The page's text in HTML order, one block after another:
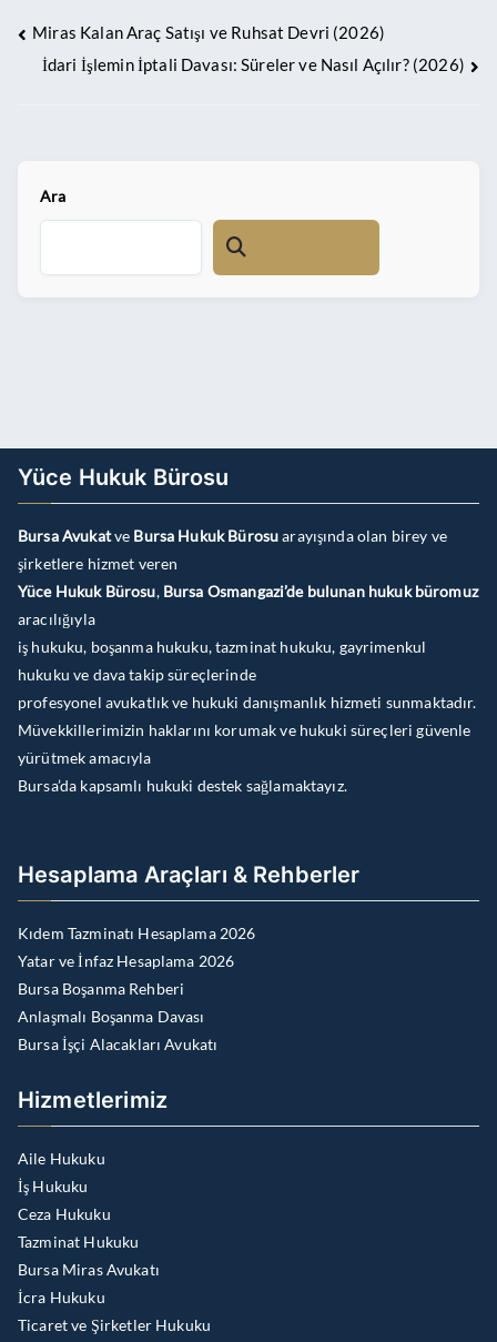
Miras Kalan Araç Satışı ve Ruhsat Devri (2026)
İdari İşlemin İptali Davası: Süreler ve Nasıl Açılır? (2026)
Ara
Yüce Hukuk Bürosu
Bursa Avukatve Bursa Hukuk Bürosuarayışında olan birey ve
şirketlere hizmet veren
Yüce Hukuk Bürosu, Bursa Osmangazi’de bulunan hukuk büromuz
aracılığıyla
iş hukuku, boşanma hukuku, tazminat hukuku, gayrimenkul
hukuku ve dava takip süreçlerinde
profesyonel avukatlık ve hukuki danışmanlık hizmeti sunmaktadır.
Müvekkillerimizin haklarını korumak ve hukuki süreçleri güvenle
yürütmek amacıyla
Bursa’da kapsamlı hukuki destek sağlamaktayız.
Hesaplama Araçları & Rehberler
Kıdem Tazminatı Hesaplama 2026
Yatar ve İnfaz Hesaplama 2026
Bursa Boşanma Rehberi
Anlaşmalı Boşanma Davası
Bursa İşçi Alacakları Avukatı
Hizmetlerimiz
Aile Hukuku
İş Hukuku
Ceza Hukuku
Tazminat Hukuku
Bursa Miras Avukatı
İcra Hukuku
Ticaret ve Şirketler Hukuku